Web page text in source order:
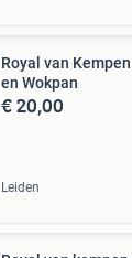
Royal van
en Wokpan
€ 20,00
Leiden